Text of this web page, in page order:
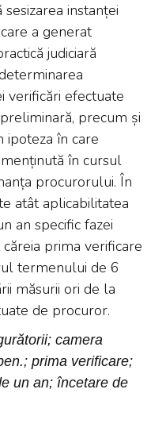
instanței
a generat
judiciară
verificări efectuate
precum și
ipoteza în care
în cursul
procurorului. În
atât aplicabilitatea
an specific fazei
prima verificare
termenului de 6
măsurii ori de la
de procuror.
camera
prima verificare;
un an; încetare de